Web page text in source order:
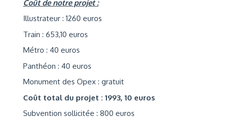
Coût de notre projet :
Illustrateur : 1260 euros
Train : 653,10 euros
Métro : 40 euros
Panthéon : 40 euros
Monument des Opex : gratuit
Coût total du projet : 1993, 10 euros
Subvention sollicitée : 800 euros